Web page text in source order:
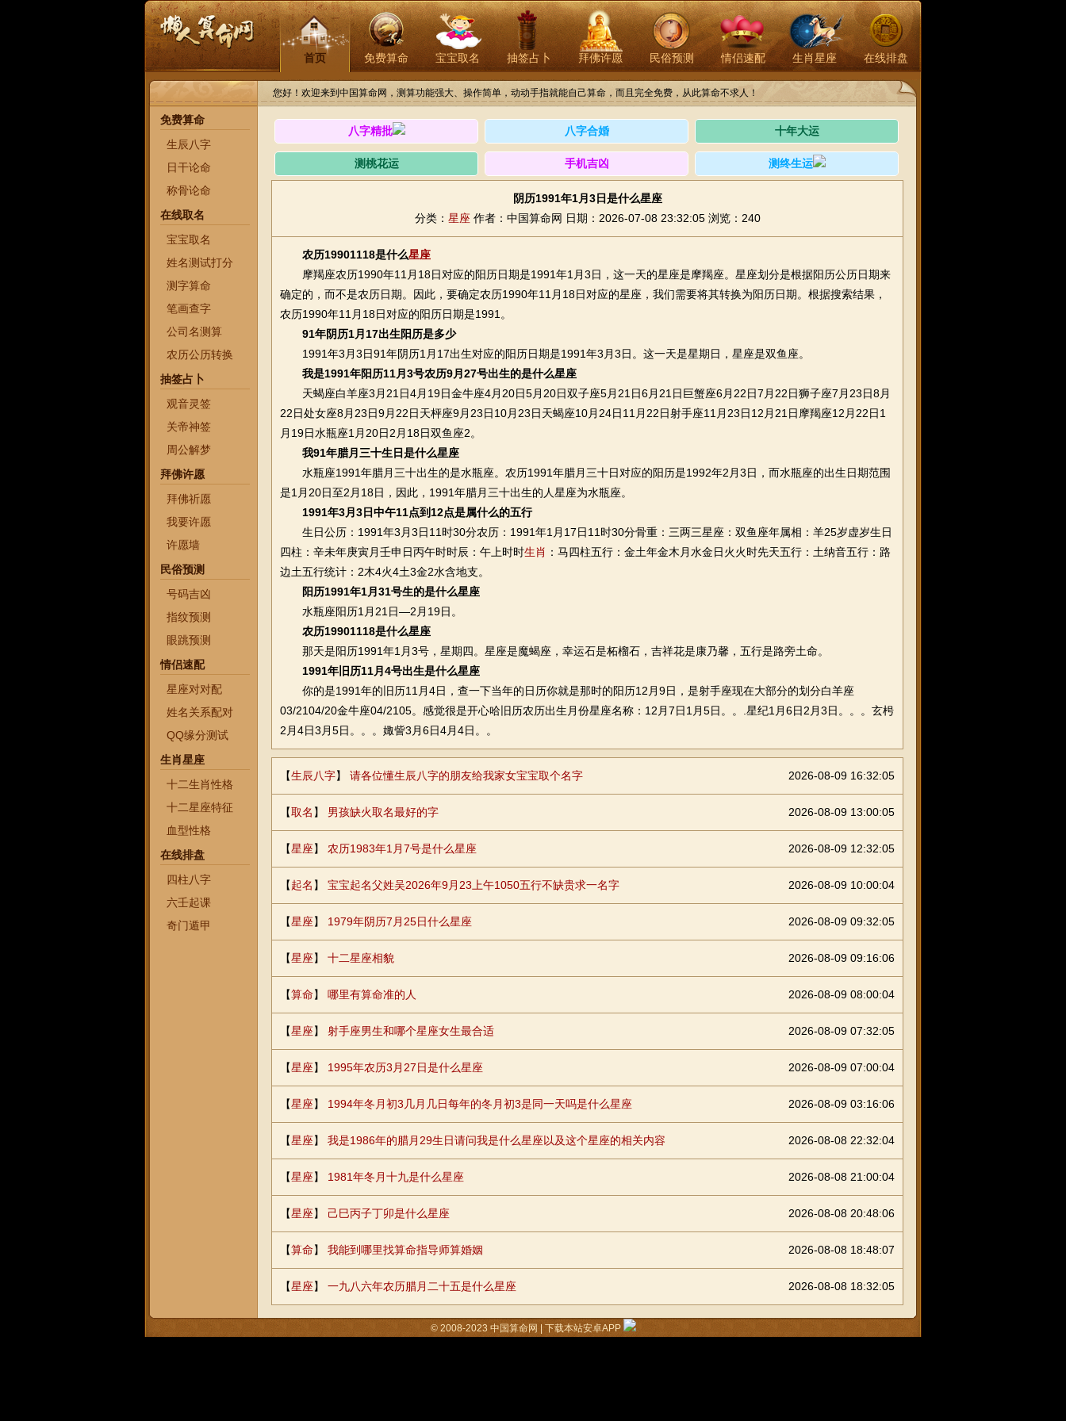
首页 免费算命 宝宝取名 抽签占卜 拜佛许愿 民俗预测 情侣速配 生肖星座 在线排盘
您好！欢迎来到中国算命网，测算功能强大、操作简单，动动手指就能自己算命，而且完全免费，从此算命不求人！
免费算命
生辰八字
日干论命
称骨论命
在线取名
宝宝取名
姓名测试打分
测字算命
笔画查字
公司名测算
农历公历转换
抽签占卜
观音灵签
关帝神签
周公解梦
拜佛许愿
拜佛祈愿
我要许愿
许愿墙
民俗预测
号码吉凶
指纹预测
眼跳预测
情侣速配
星座对对配
姓名关系配对
QQ缘分测试
生肖星座
十二生肖性格
十二星座特征
血型性格
在线排盘
四柱八字
六壬起课
奇门遁甲
八字精批 八字合婚 十年大运
测桃花运 手机吉凶 测终生运
阴历1991年1月3日是什么星座
分类： 星座 作者：中国算命网 日期：2026-07-08 23:32:05 浏览：240
农历19901118是什么星座
摩羯座农历1990年11月18日对应的阳历日期是1991年1月3日，这一天的星座是摩羯座。星座划分是根据阳历公历日期来
确定的，而不是农历日期。因此，要确定农历1990年11月18日对应的星座，我们需要将其转换为阳历日期。根据搜索结果，
农历1990年11月18日对应的阳历日期是1991。
91年阴历1月17出生阳历是多少
1991年3月3日91年阴历1月17出生对应的阳历日期是1991年3月3日。这一天是星期日，星座是双鱼座。
我是1991年阳历11月3号农历9月27号出生的是什么星座
天蝎座白羊座3月21日4月19日金牛座4月20日5月20日双子座5月21日6月21日巨蟹座6月22日7月22日狮子座7月23日8月
22日处女座8月23日9月22日天枰座9月23日10月23日天蝎座10月24日11月22日射手座11月23日12月21日摩羯座12月22日1
月19日水瓶座1月20日2月18日双鱼座2。
我91年腊月三十生日是什么星座
水瓶座1991年腊月三十出生的是水瓶座。农历1991年腊月三十日对应的阳历是1992年2月3日，而水瓶座的出生日期范围
是1月20日至2月18日，因此，1991年腊月三十出生的人星座为水瓶座。
1991年3月3日中午11点到12点是属什么的五行
生日公历：1991年3月3日11时30分农历：1991年1月17日11时30分骨重：三两三星座：双鱼座年属相：羊25岁虚岁生日
四柱：辛未年庚寅月壬申日丙午时时辰：午上时时生肖 ：马四柱五行：金土年金木月水金日火火时先天五行：土纳音五行：路
边土五行统计：2木4火4土3金2水含地支。
阳历1991年1月31号生的是什么星座
水瓶座阳历1月21日—2月19日。
农历19901118是什么星座
那天是阳历1991年1月3号，星期四。星座是魔蝎座，幸运石是柘榴石，吉祥花是康乃馨，五行是路旁土命。
1991年旧历11月4号出生是什么星座
你的是1991年的旧历11月4日，查一下当年的日历你就是那时的阳历12月9日，是射手座现在大部分的划分白羊座
03/2104/20金牛座04/2105。感觉很是开心哈旧历农历出生月份星座名称：12月7日1月5日。。.星纪1月6日2月3日。。。玄枵
2月4日3月5日。。。娵訾3月6日4月4日。。
【生辰八字】 请各位懂生辰八字的朋友给我家女宝宝取个名字 2026-08-09 16:32:05
【取名 】 男孩缺火取名最好的字 2026-08-09 13:00:05
【星座】 农历1983年1月7号是什么星座 2026-08-09 12:32:05
【起名 】 宝宝起名父姓吴2026年9月23上午1050五行不缺贵求一名字 2026-08-09 10:00:04
【星座】 1979年阴历7月25日什么星座 2026-08-09 09:32:05
【星座】 十二星座相貌 2026-08-09 09:16:06
【算命】 哪里有算命准的人 2026-08-09 08:00:04
【星座】 射手座男生和哪个星座女生最合适 2026-08-09 07:32:05
【星座】 1995年农历3月27日是什么星座 2026-08-09 07:00:04
【星座】 1994年冬月初3几月几日每年的冬月初3是同一天吗是什么星座 2026-08-09 03:16:06
【星座】 我是1986年的腊月29生日请问我是什么星座以及这个星座的相关内容 2026-08-08 22:32:04
【星座】 1981年冬月十九是什么星座 2026-08-08 21:00:04
【星座】 己巳丙子丁卯是什么星座 2026-08-08 20:48:06
【算命】 我能到哪里找算命指导师算婚姻 2026-08-08 18:48:07
【星座】 一九八六年农历腊月二十五是什么星座 2026-08-08 18:32:05
© 2008-2023 中国算命网 |下载本站安卓APP